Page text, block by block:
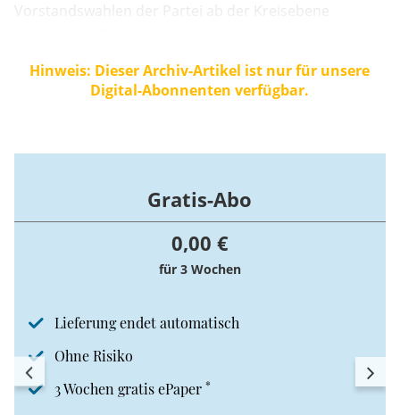
Vorstandswahlen der Partei ab der Kreisebene
ist: Mindestens die Hälfte der Bevölkerung sind Frauen.
Was Intellekt, Fleiß, Belastbarkeit und die Fähigkeit zum
Hinweis: Dieser Archiv-Artikel ist nur für unsere
Digital-Abonnenten verfügbar.
Gratis-Abo
0,00 €
für 3 Wochen
Lieferung endet automatisch
Ohne Risiko
3 Wochen gratis ePaper *